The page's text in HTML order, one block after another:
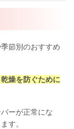
節別のおすすめ
燥を防ぐために
ーが正常にな
す。